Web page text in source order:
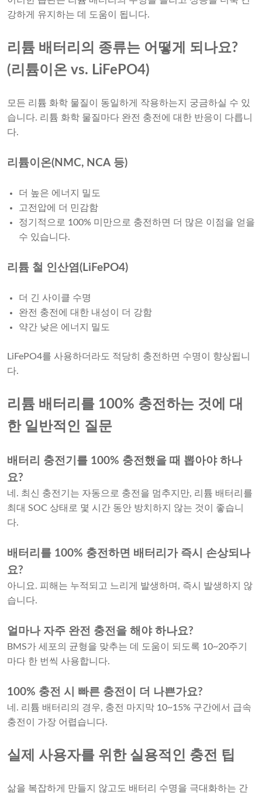
강하게 유지하는 데 도움이 됩니다.
리튬 배터리의 종류는 어떻게 되나요?
(리튬이온 vs. LiFePO4)
모든 리튬 화학 물질이 동일하게 작용하는지 궁금하실 수 있
습니다. 리튬 화학 물질마다 완전 충전에 대한 반응이 다릅니
다.
리튬이온(NMC, NCA 등)
더 높은 에너지 밀도
고전압에 더 민감함
정기적으로 100% 미만으로 충전하면 더 많은 이점을 얻을
수 있습니다.
리튬 철 인산염(LiFePO4)
더 긴 사이클 수명
완전 충전에 대한 내성이 더 강함
약간 낮은 에너지 밀도
LiFePO4를 사용하더라도 적당히 충전하면 수명이 향상됩니
다.
리튬 배터리를 100% 충전하는 것에 대
한 일반적인 질문
배터리 충전기를 100% 충전했을 때 뽑아야 하나
요?
네. 최신 충전기는 자동으로 충전을 멈추지만, 리튬 배터리를
최대 SOC 상태로 몇 시간 동안 방치하지 않는 것이 좋습니
다.
배터리를 100% 충전하면 배터리가 즉시 손상되나
요?
아니요. 피해는 누적되고 느리게 발생하며, 즉시 발생하지 않
습니다.
얼마나 자주 완전 충전을 해야 하나요?
BMS가 세포의 균형을 맞추는 데 도움이 되도록 10~20주기
마다 한 번씩 사용합니다.
100% 충전 시 빠른 충전이 더 나쁜가요?
네. 리튬 배터리의 경우, 충전 마지막 10~15% 구간에서 급속
충전이 가장 어렵습니다.
실제 사용자를 위한 실용적인 충전 팁
삶을 복잡하게 만들지 않고도 배터리 수명을 극대화하는 간